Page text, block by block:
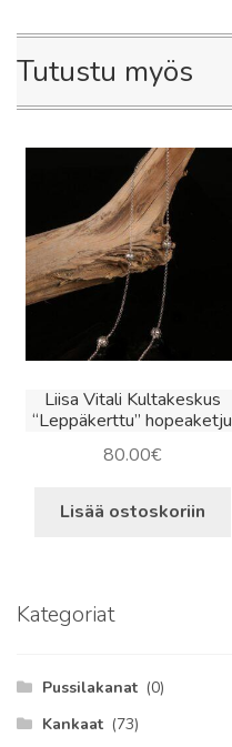
Tutustu myös
Liisa Vitali Kultakeskus
“Leppäkerttu” hopeaketju
80.00€
Lisää ostoskoriin
Kategoriat
Pussilakanat (0)
Kankaat (73)